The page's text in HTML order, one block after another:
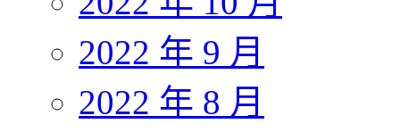
2022 年 9 月
2022 年 8 月